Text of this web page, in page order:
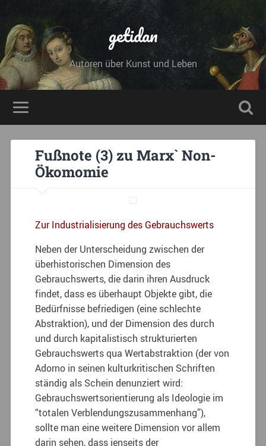
getidan
Autoren über Kunst und Leben
Fußnote (3) zu Marx` Non-
Ökomomie
Zur Industrialisierung des Gebrauchswerts
Neben der Unterscheidung zwischen der
überhistorischen Dimension des
Gebrauchswerts, die darin ihren Ausdruck
findet, dass es überhaupt Objekte gibt, die
Bedürfnisse befriedigen (eine schlechte
Abstraktion), und der Dimension des durch
und durch kapitalistisch strukturierten
Gebrauchswerts qua Wertabstraktion (der von
Adorno in seinen kulturkritischen Schriften
ständig als Schein denunziert wird:
Gebrauchswertsorientierung als Ideologie im
“totalen Verblendungszusammenhang”),
sollte man eine weitere Dimension vor allem
darin sehen, dass jenseits der